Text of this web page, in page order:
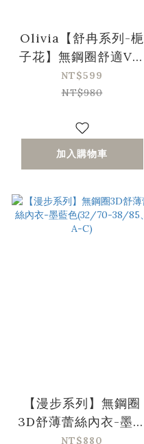
Olivia【舒冉系列-梔
子花】無鋼圈舒適V褶
蕾絲三角杯集中內衣-
櫻花粉
NT$599
NT$980
加入購物車
【漫步系列】無鋼圈
3D舒薄蕾絲內衣-墨藍
色(32/70-38/85、A-
NT$880